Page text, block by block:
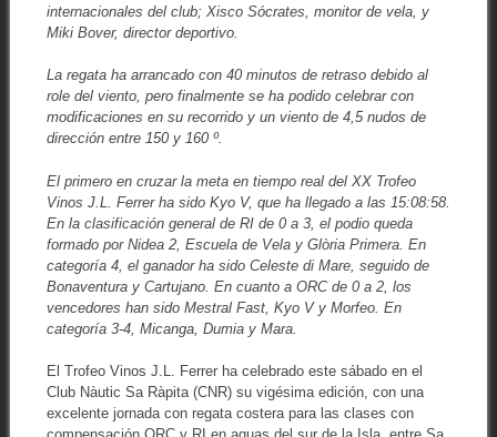
internacionales del club; Xisco Sócrates, monitor de vela, y
Miki Bover, director deportivo.
La regata ha arrancado con 40 minutos de retraso debido al
role del viento, pero finalmente se ha podido celebrar con
modificaciones en su recorrido y un viento de 4,5 nudos de
dirección entre 150 y 160 º.
El primero en cruzar la meta en tiempo real del XX Trofeo
Vinos J.L. Ferrer ha sido Kyo V, que ha llegado a las 15:08:58.
En la clasificación general de RI de 0 a 3, el podio queda
formado por Nidea 2, Escuela de Vela y Glòria Primera. En
categoría 4, el ganador ha sido Celeste di Mare, seguido de
Bonaventura y Cartujano. En cuanto a ORC de 0 a 2, los
vencedores han sido Mestral Fast, Kyo V y Morfeo. En
categoría 3-4, Micanga, Dumia y Mara.
El Trofeo Vinos J.L. Ferrer ha celebrado este sábado en el
Club Nàutic Sa Ràpita (CNR) su vigésima edición, con una
excelente jornada con regata costera para las clases con